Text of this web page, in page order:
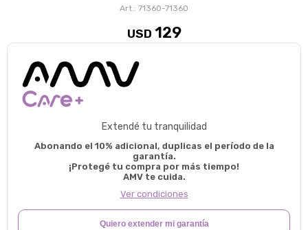
71360-71360
USD 129
Extendé tu tranquilidad
Abonando el 10% adicional, duplicas el período de la
garantía.
¡Protegé tu compra por más tiempo!
AMV te cuida.
Ver condiciones
Quiero extender mi garantía